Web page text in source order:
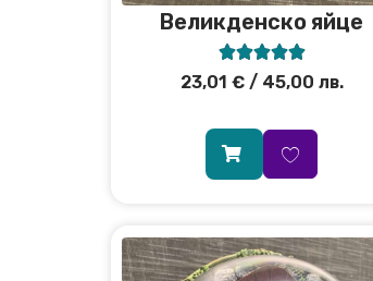
Великденско яйце

23,01 €/ 45,00 лв.